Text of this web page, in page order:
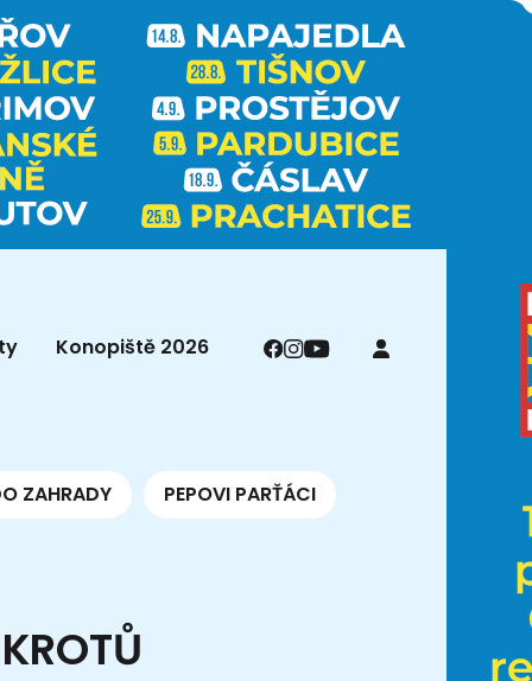
Konopiště 2026
ZAHRADY PEPOVI PARŤÁCI